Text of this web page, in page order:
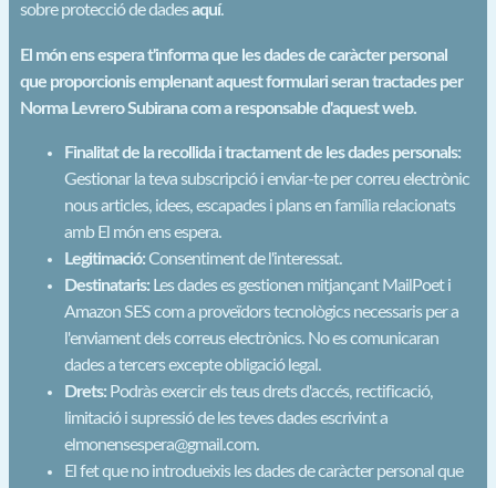
sobre protecció de dadesaquí.
El món ens espera t'informa que les dades de caràcter personal
que proporcionis emplenant aquest formulari seran tractades per
Norma Levrero Subirana com a responsable d'aquest web.
Finalitat de la recollida i tractament de les dades personals:
Gestionar la teva subscripció i enviar-te per correu electrònic
nous articles, idees, escapades i plans en família relacionats
amb El món ens espera.
Legitimació:Consentiment de l'interessat.
Destinataris: Les dades es gestionen mitjançant MailPoet i
Amazon SES com a proveïdors tecnològics necessaris per a
l'enviament dels correus electrònics. No es comunicaran
dades a tercers excepte obligació legal.
Drets: Podràs exercir els teus drets d'accés, rectificació,
limitació i supressió de les teves dades escrivint a
elmonensespera@gmail.com.
El fet que no introdueixis les dades de caràcter personal que